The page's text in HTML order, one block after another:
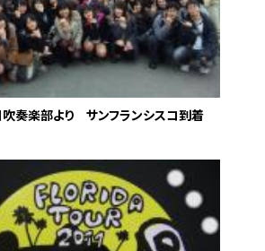
吹奏楽部より サンフランシスコ到着